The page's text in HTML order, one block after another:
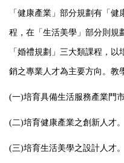
「健康產業」部分規劃有「
程，在「生活美學」部分則規
「婚禮規劃」三大類課程，
銷之專業人才為主要方向。教
(一)培育具備生活服務產業門
(二)培育健康產業之創新人才。
(三)培育生活美學之設計人才。